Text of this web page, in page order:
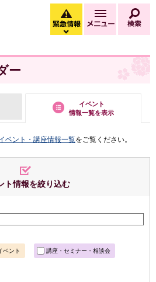
緊急情報
緊急情報を開く
メニュー
ー
イベント
情報一覧を表示
ベント・講座情報一覧をご覧ください。
ト情報を絞り込む
ベント 講座・セミナー・相談会